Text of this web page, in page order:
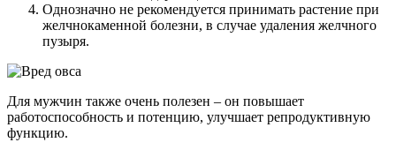
Однозначно не рекомендуется принимать растение при
желчнокаменной болезни, в случае удаления желчного
пузыря.
Для мужчин также очень полезен – он повышает
работоспособность и потенцию, улучшает репродуктивную
функцию.